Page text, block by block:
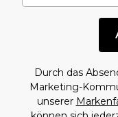
Durch das
Marketing-
unserer